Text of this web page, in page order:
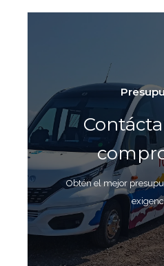
Obtén el mejor